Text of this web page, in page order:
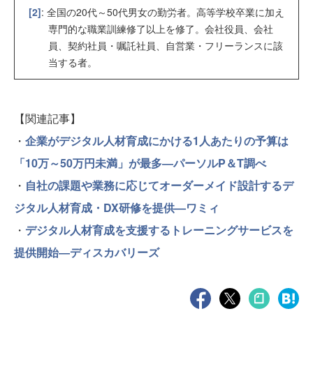
[2]: 全国の20代～50代男女の勤労者。高等学校卒業に加え
専門的な職業訓練修了以上を修了。会社役員、会社
員、契約社員・嘱託社員、自営業・フリーランスに該
当する者。
【関連記事】
・ 企業がデジタル人材育成にかける1人あたりの予算は
「10万～50万円未満」が最多―パーソルP＆T調べ
・ 自社の課題や業務に応じてオーダーメイド設計するデ
ジタル人材育成・DX研修を提供—ワミィ
・ デジタル人材育成を支援するトレーニングサービスを
提供開始―ディスカバリーズ